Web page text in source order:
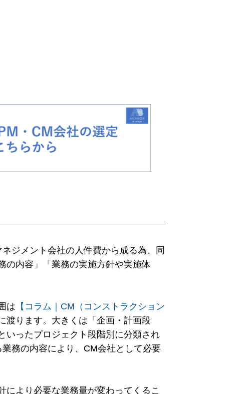
ジメント会社の人件費から成る為、同
の内容」「業務の実施方針や実施体
は 【コラム｜CM（コンストラクション
渡ります。大きくは「企画・計画段
いったプロジェクト段階別に分類され
務の内容により、CM会社として必要
により必要な業務量が変わってくるこ